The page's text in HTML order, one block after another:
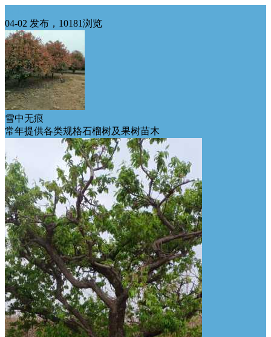
04-02 发布，10181浏览
雪中无痕
常年提供各类规格石榴树及果树苗木